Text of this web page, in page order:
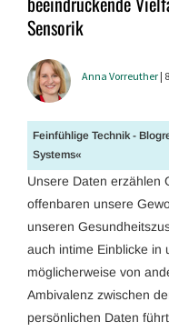
Sensorik
Anna Vorreuther |
Feinfühlige Technik -
Systems«
Unsere Daten erzählen
offenbaren unsere
unseren
auch intime Einblicke in
möglicherweise von
Ambivalenz zwischen
persönlichen Daten